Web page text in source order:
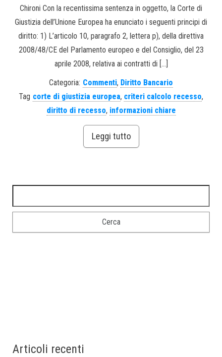
Chironi Con la recentissima sentenza in oggetto, la Corte di
Giustizia dell’Unione Europea ha enunciato i seguenti principi di
diritto: 1) L’articolo 10, paragrafo 2, lettera p), della direttiva
2008/48/CE del Parlamento europeo e del Consiglio, del 23
aprile 2008, relativa ai contratti di […]
Categoria: Commenti, Diritto Bancario
Tag corte di giustizia europea, criteri calcolo recesso,
diritto di recesso, informazioni chiare
Leggi tutto
Articoli recenti